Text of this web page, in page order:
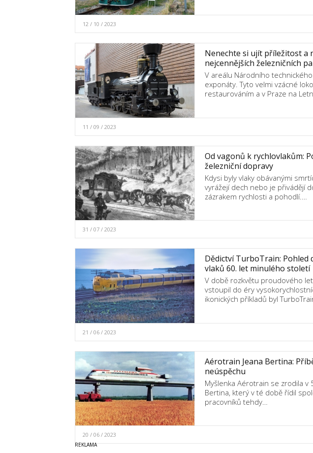
12 / 10 / 2023
Nenechte si ujít příležitost a
nejcennějších železničních
V areálu Národního
exponáty. Tyto velmi vzácné
restaurováním a v Praze na
11 / 09 / 2023
Od vagonů k rychlovlakům:
železniční dopravy
Kdysi byly vlaky obávanými
vyrážejí dech nebo je přivádějí
zázrakem rychlosti a pohodlí.…
31 / 07 / 2023
Dědictví TurboTrain: Pohled
vlaků 60. let minulého století
V době rozkvětu proudového
vstoupil do éry
ikonických příkladů byl
21 / 06 / 2023
Aérotrain Jeana Bertina:
neúspěchu
Myšlenka Aérotrain se zrodila v
Bertina, který v té době řídil
pracovníků tehdy…
20 / 06 / 2023